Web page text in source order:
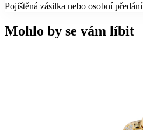
Pojištěná zásilka nebo osobní předání
Mohlo by se vám líbit